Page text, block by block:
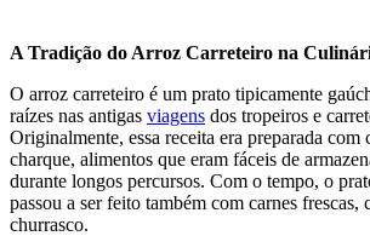
A Tradição do Arroz Carreteiro na
O arroz carreteiro é um prato tipicamente
raízes nas antigas viagens dos tropeiros e
Originalmente, essa receita era preparada com
charque, alimentos que eram fáceis de
durante longos percursos. Com o tempo, o
passou a ser feito também com carnes frescas,
churrasco.